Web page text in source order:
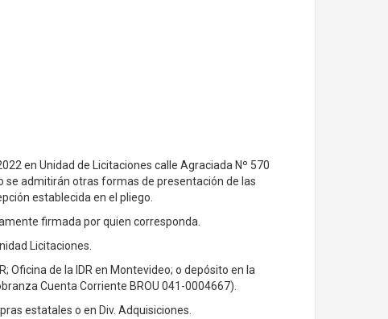
en Unidad de Licitaciones calle Agraciada Nº 570
se admitirán otras formas de presentación de las
establecida en el pliego.
firmada por quien corresponda.
Licitaciones.
Oficina de la IDR en Montevideo; o depósito en la
Cuenta Corriente BROU 041-0004667).
estatales o en Div. Adquisiciones.